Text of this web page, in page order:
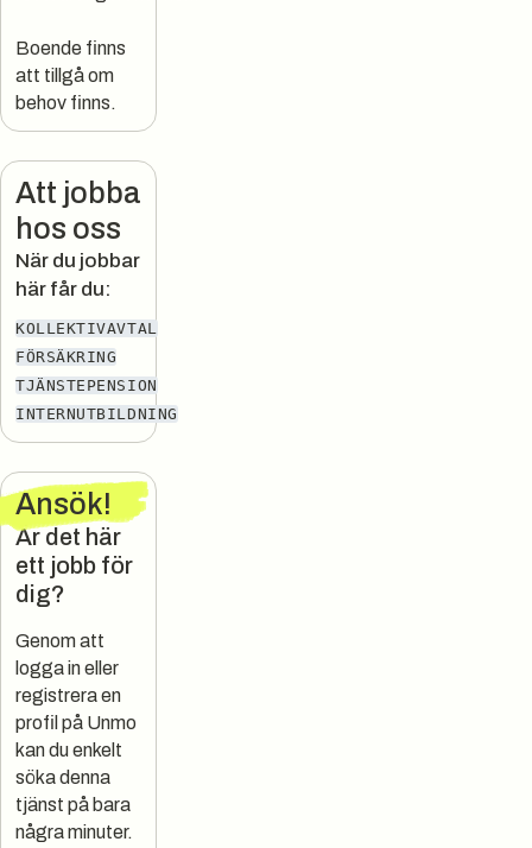
Boende finns
att tillgå om
behov finns.
Att jobba
hos oss
När du jobbar
här får du:
KOLLEKTIVAVTAL
FÖRSÄKRING
TJÄNSTEPENSION
INTERNUTBILDNING
Ansök!
Är det här
ett jobb för
dig?
Genom att
logga in eller
registrera en
profil på Unmo
kan du enkelt
söka denna
tjänst på bara
några minuter.